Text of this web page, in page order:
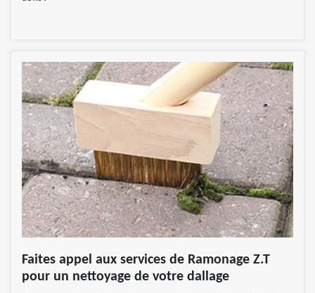
Faites appel aux services de Ramonage Z.T
pour un nettoyage de votre dallage